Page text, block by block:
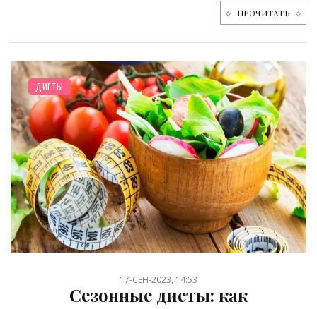
ПРОЧИТАТЬ
ДИЕТЫ
17-СЕН-2023, 14:53
Сезонные диеты: как